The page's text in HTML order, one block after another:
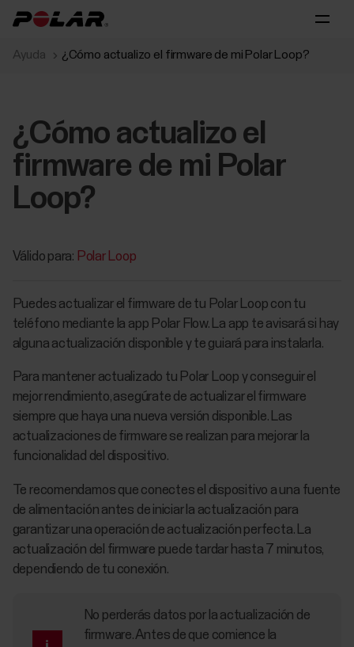
Ayuda ¿Cómo actualizo el firmware de mi Polar Loop?
¿Cómo actualizo el
firmware de mi Polar
Loop?
Válido para: Polar Loop
Puedes actualizar el firmware de tu Polar Loop con tu
teléfono mediante la app Polar Flow. La app te avisará si hay
alguna actualización disponible y te guiará para instalarla.
Para mantener actualizado tu Polar Loop y conseguir el
mejor rendimiento, asegúrate de actualizar el firmware
siempre que haya una nueva versión disponible. Las
actualizaciones de firmware se realizan para mejorar la
funcionalidad del dispositivo.
Te recomendamos que conectes el dispositivo a una fuente
de alimentación antes de iniciar la actualización para
garantizar una operación de actualización perfecta. La
actualización del firmware puede tardar hasta 7 minutos,
dependiendo de tu conexión.
No perderás datos por la actualización de
firmware. Antes de que comience la